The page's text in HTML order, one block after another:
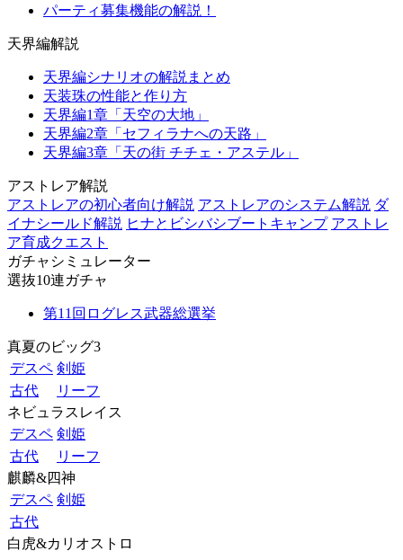
パーティ募集機能の解説！
天界編解説
天界編シナリオの解説まとめ
天装珠の性能と作り方
天界編1章「天空の大地」
天界編2章「セフィラナへの天路」
天界編3章「天の街 チチェ・アステル」
アストレア解説
アストレアの初心者向け解説 アストレアのシステム解説 ダ
イナシールド解説 ヒナとビシバシブートキャンプ アストレ
ア育成クエスト
ガチャシミュレーター
選抜10連ガチャ
第11回ログレス武器総選挙
真夏のビッグ3
デスペ 剣姫
古代
リーフ
ネビュラスレイス
デスペ 剣姫
古代
リーフ
麒麟&四神
デスペ 剣姫
古代
白虎&カリオストロ